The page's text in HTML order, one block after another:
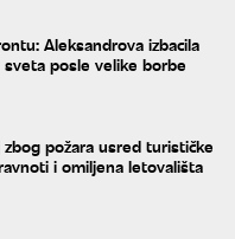
Aleksandrova izbacila
posle velike borbe
požara usred turističke
i omiljena letovališta